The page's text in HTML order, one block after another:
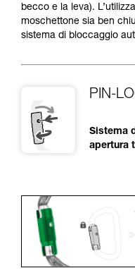
becco e la leva).
moschettone sia ben
sistema di bloccaggio
PIN-
Sistema
apertura